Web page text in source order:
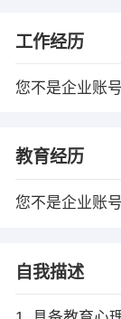
工作经历
您不是企业账
教育经历
您不是企业账
自我描述